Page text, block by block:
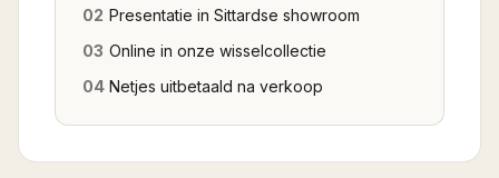
02 Presentatie in Sittardse showroom
03 Online in onze wisselcollectie
04 Netjes uitbetaald na verkoop